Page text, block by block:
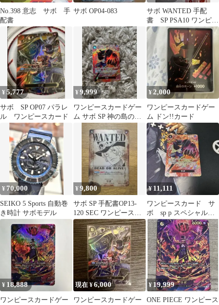
No.398 意志 サボ 手
配書
サボ OP04-083
サボ WANTED 手配
書 SP PSA10 ワンピー
スカード
¥5,777
サボ SP OP07 パラレ
ル ワンピースカード
¥9,999
ワンピースカードゲー
ム サボ SP 神の島の冒
険 P-105
¥2,000
ワンピースカードゲー
ム ドン!!カード
¥ 70,000
SEIKO 5 Sports 自動巻
き時計 サボモデル
¥9,800
サボ SP 手配書OP13-
120 SEC ワンピースカ
ード 神速の拳
¥ 11,111
ワンピースカード サ
ボ sp p スペシャルカ
ード 黒
¥ 18,888
ワンピースカードゲー
現在 ¥6,000
ワンピースカードゲー
¥19,999
ONE PIECE ワンピース